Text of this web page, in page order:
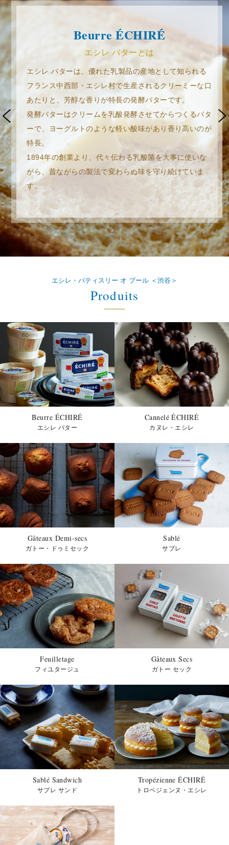
「カヌレ・エシレ」17時店頭販売 一時休止のお
知らせ
[東急百貨店ネットショッピング] サイトリニュ
ーアルに伴う、WEB予約販売一時休止のお知ら
2026/1/20
「サブレ グラッセ（６枚入）」発売のお知らせ
「avec l’amour ＜愛とともに＞」エシレの焼菓
エシレ・パティスリー オ ブールが贈るバレンタ
イン＆ホワイトデー
2026/1/5
休業日のご案内（2026/1/20）
2025/12/5
「カヌレ・エシレ」17時店頭販売 一時休止のお
「BONNE ANNÉE（ボナネ）」シーズンが12/1
からスタート！
ボナネ限定デザイン「サブレ グラッセ」発売の
お知らせ
2025/10/28
「ボワット オ サブレ」発売のお知らせ
2025/10/28
「プティブール・エシレ（10枚入）」発売のお
知らせ
2025/8/20
「エシレ バターバッグ “デギュステ！”」数量限
定発売のお知らせ
2025/7/11
ム」期間限定発売のお知らせ
Beurre ÉCHIRÉ
エシレ バターとは
エシレ バターは、優れた乳製品の産地として知られる
フランス中西部・エシレ村で生産されるクリーミーな口
あたりと、芳醇な香りが特長の発酵バターです。
発酵バターはクリームを乳酸発酵させてからつくるバタ
ーで、ヨーグルトのような軽い酸味があり香り高いのが
特長。
1894年の創業より、代々伝わる乳酸菌を大事に使いな
がら、昔ながらの製法で変わらぬ味を守り続けていま
す。
エシレ・パティスリー オ ブール ＜渋谷＞
Produits
Beurre ÉCHIRÉ
エシレ バター
Cannelé ÉCHIRÉ
カヌレ・エシレ
Gâteaux Demi-secs
ガトー・ドゥミセック
Sablé
サブレ
Feuilletage
フィユタージュ
Gâteaux Secs
ガトー セック
Sablé Sandwich
サブレ サンド
Tropézienne ÉCHIRÉ
トロペジェンヌ・エシレ